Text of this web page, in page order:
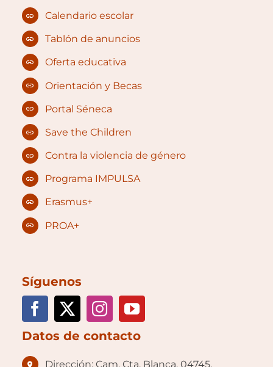
Calendario escolar
Tablón de anuncios
Oferta educativa
Orientación y Becas
Portal Séneca
Save the Children
Contra la violencia de género
Programa IMPULSA
Erasmus+
PROA+
Síguenos
Datos de contacto
Dirección: Cam. Cta. Blanca, 04745,